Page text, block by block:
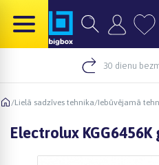
30 dienu
/Lielā sadzīves tehnika/Iebūvējamā
Electrolux